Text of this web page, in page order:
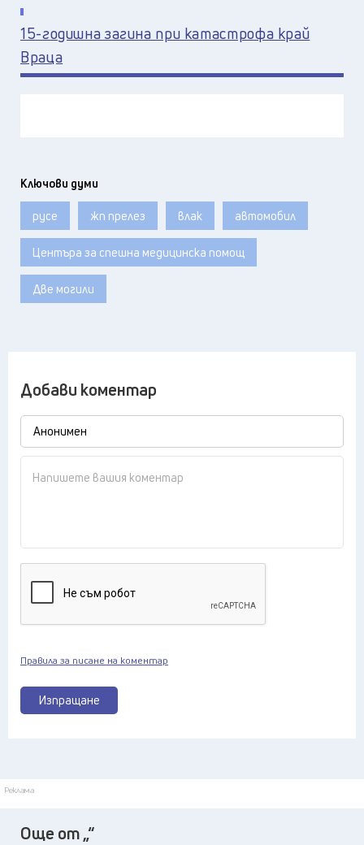
15-годишна загина при катастрофа край
Враца
Ключови думи
русе жп прелез влак автомобил
Центъра за спешна медицинска помощ
Две могили
Добави коментар
Изпращане
Правила за писане на коментар
Реклама
Още от „“